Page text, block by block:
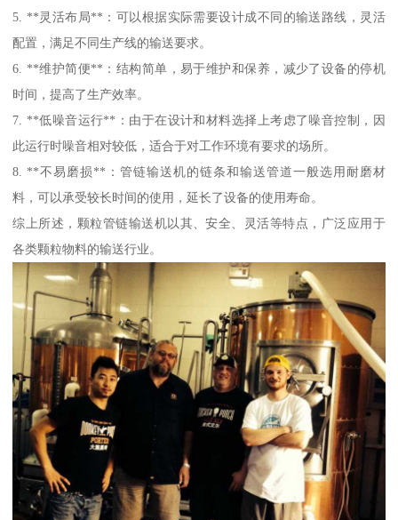
5. **灵活布局**：可以根据实际需要设计成不同的输送路线，灵活
配置，满足不同生产线的输送要求。
6. **维护简便**：结构简单，易于维护和保养，减少了设备的停机
时间，提高了生产效率。
7. **低噪音运行**：由于在设计和材料选择上考虑了噪音控制，因
此运行时噪音相对较低，适合于对工作环境有要求的场所。
8. **不易磨损**：管链输送机的链条和输送管道一般选用耐磨材
料，可以承受较长时间的使用，延长了设备的使用寿命。
综上所述，颗粒管链输送机以其、安全、灵活等特点，广泛应用于
各类颗粒物料的输送行业。